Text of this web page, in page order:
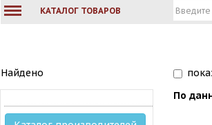
КАТАЛОГ ТОВАРОВ
Найдено
По